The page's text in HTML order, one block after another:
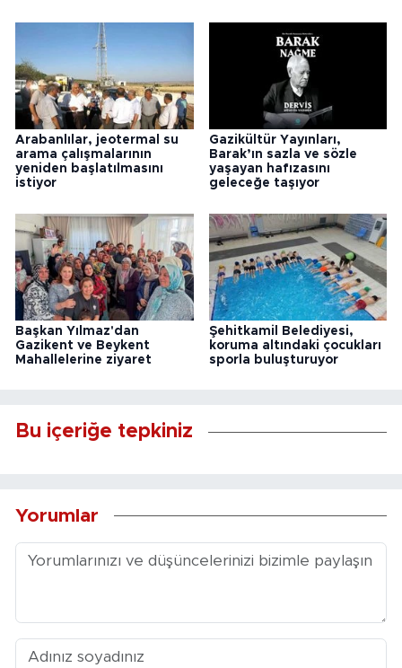
Arabanlılar, jeotermal su
arama çalışmalarının
yeniden başlatılmasını
istiyor
Gazikültür Yayınları,
Barak’ın sazla ve sözle
yaşayan hafızasını
geleceğe taşıyor
Başkan Yılmaz'dan
Gazikent ve Beykent
Mahallelerine ziyaret
Şehitkamil Belediyesi,
koruma altındaki çocukları
sporla buluşturuyor
Bu içeriğe tepkiniz
Yorumlar